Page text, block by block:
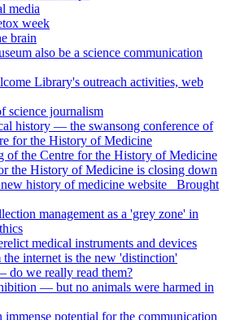
media
week
brain
also be a science communication
Library's outreach activities, web
science journalism
history — the swansong conference of
for the History of Medicine
of the Centre for the History of Medicine
the History of Medicine is closing down
new history of medicine website _Brought
management as a 'grey zone' in
medical instruments and devices
internet is the new 'distinction'
do we really read them?
— but no animals were harmed in
immense potential for the communication